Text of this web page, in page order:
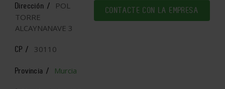
CONTACTE CON LA EMPRESA
Dirección /
POL
TORRE
ALCAYNANAVE 3
CP / 30110
Provincia / Murcia